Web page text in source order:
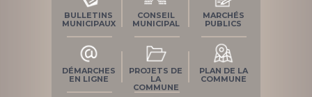
BULLETINS
MUNICIPAUX
CONSEIL
MUNICIPAL
MARCHÉS
PUBLICS
DÉMARCHES
EN LIGNE
PROJETS DE
LA
COMMUNE
PLAN DE LA
COMMUNE